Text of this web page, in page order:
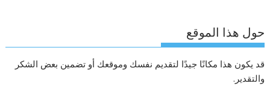
حول هذا الموقع
قد يكون هذا مكانًا جيدًا لتقديم نفسك وموقعك أو تضمين بعض الشكر
والتقدير.